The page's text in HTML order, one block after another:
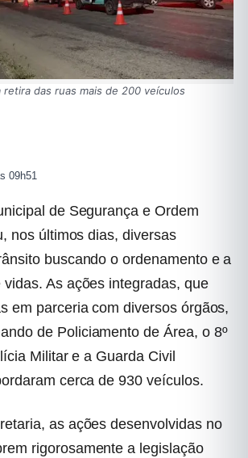
retira das ruas mais de 200 veículos
09h51
de Segurança e Ordem
nos últimos dias, diversas
buscando o ordenamento e a
vidas. As ações integradas, que
em parceria com diversos órgãos,
de Policiamento de Área, o 8º
Militar e a Guarda Civil
cerca de 930 veículos.
as ações desenvolvidas no
rigorosamente a legislação